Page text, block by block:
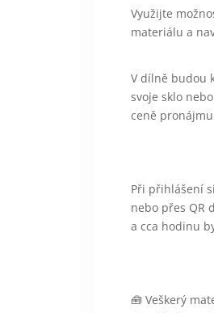
Využijte
materiálu a
V dílně budou
svoje sklo
ceně
Při přihlášení
nebo přes QR
a cca hodinu
🧰 Veškerý